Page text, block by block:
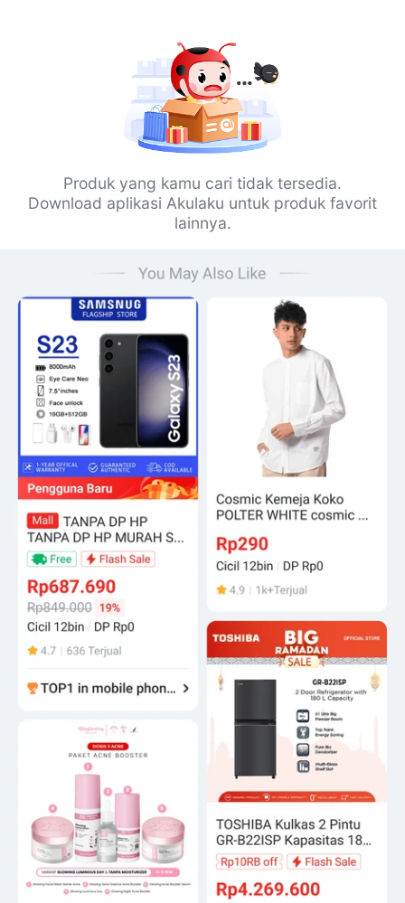
Produk yang kamu cari tidak tersedia.
Download aplikasi Akulaku untuk produk favorit
lainnya.